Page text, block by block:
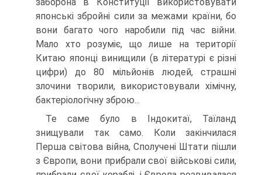
японські збройні сили за межами країни, бо
вони ба­гато чого наробили під час війни.
Мало хто розуміє, що лише на території
Китаю японці винищили (в літерату­рі є різні
цифри) до 80 мільйонів людей, страшні
злочи­ни творили, використовували хімічну,
бактеріологічну зброю...
Те саме було в Індокитаї, Таїланд
знищували так само. Коли закінчилася
Перша світова війна, Сполучені Штати пішли
з Європи, вони прибрали свої військові сили,